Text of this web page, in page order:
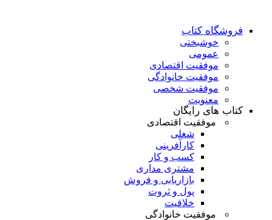
فروشگاه کتاب
خوشبختی
عمومی
موفقیت اقتصادی
موفقیت خانوادگی
موفقیت شخصی
معنویت
کتاب های رایگان
موفقیت اقتصادی
شغلی
کارآفرینی
کسب و کار
مشتری مداری
بازاریابی و فروش
پول و ثروت
خلاقیت
موفقیت خانوادگی